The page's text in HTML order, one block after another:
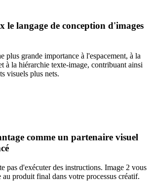
le langage de conception d'images
plus grande importance à l'espacement, à la
à la hiérarchie texte-image, contribuant ainsi
visuels plus nets.
comme un partenaire visuel
pas d'exécuter des instructions. Image 2 vous
au produit final dans votre processus créatif.